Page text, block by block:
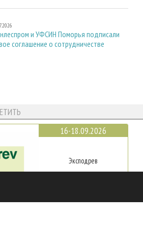
и УФСИН Поморья подписали
соглашение о сотрудничестве
16-18.09.2026
Эксподрев